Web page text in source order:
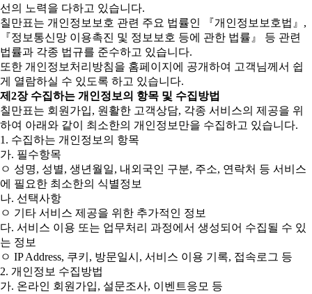
선의 노력을 다하고 있습니다.
칠만표는 개인정보보호 관련 주요 법률인 『개인정보보호법』,
『정보통신망 이용촉진 및 정보보호 등에 관한 법률』 등 관련
법률과 각종 법규를 준수하고 있습니다.
또한 개인정보처리방침을 홈페이지에 공개하여 고객님께서 쉽
게 열람하실 수 있도록 하고 있습니다.
제2장 수집하는 개인정보의 항목 및 수집방법
칠만표는 회원가입, 원활한 고객상담, 각종 서비스의 제공을 위
하여 아래와 같이 최소한의 개인정보만을 수집하고 있습니다.
1. 수집하는 개인정보의 항목
가. 필수항목
ㅇ 성명, 성별, 생년월일, 내외국인 구분, 주소, 연락처 등 서비스
에 필요한 최소한의 식별정보
나. 선택사항
ㅇ 기타 서비스 제공을 위한 추가적인 정보
다. 서비스 이용 또는 업무처리 과정에서 생성되어 수집될 수 있
는 정보
ㅇ IP Address, 쿠키, 방문일시, 서비스 이용 기록, 접속로그 등
2. 개인정보 수집방법
가. 온라인 회원가입, 설문조사, 이벤트응모 등